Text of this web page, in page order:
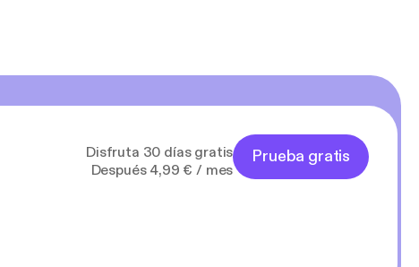
Disfruta 30 días gratis
Después 4,99 € / mes
Prueba gratis